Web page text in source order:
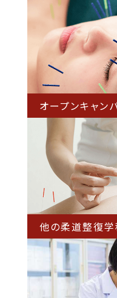
オープンキャン
他の柔道整復学